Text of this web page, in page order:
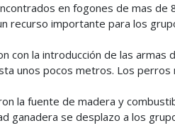
en fogones de mas de
recurso importante para los
con la introducción de las
unos pocos metros. Los
la fuente de madera y
ganadera se desplazo a los